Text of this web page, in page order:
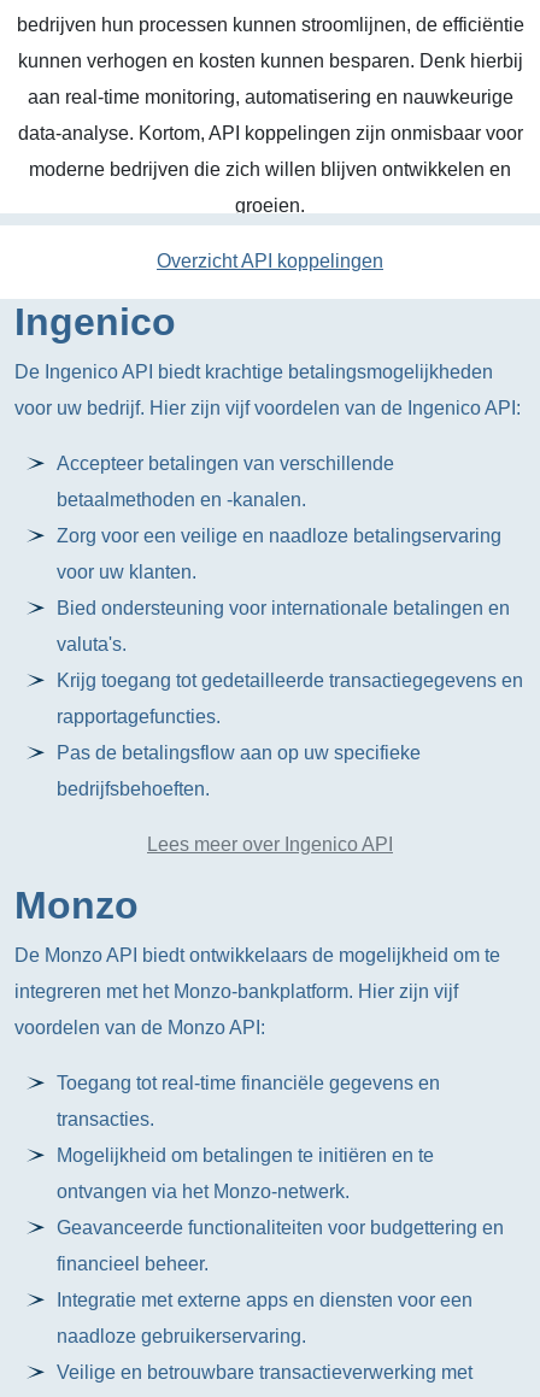
bedrijven hun processen kunnen stroomlijnen, de efficiëntie
kunnen verhogen en kosten kunnen besparen. Denk hierbij
aan real-time monitoring, automatisering en nauwkeurige
data-analyse. Kortom, API koppelingen zijn onmisbaar voor
moderne bedrijven die zich willen blijven ontwikkelen en
groeien.
Overzicht API koppelingen
Ingenico
De Ingenico API biedt krachtige betalingsmogelijkheden
voor uw bedrijf. Hier zijn vijf voordelen van de Ingenico API:
Accepteer betalingen van verschillende
betaalmethoden en -kanalen.
Zorg voor een veilige en naadloze betalingservaring
voor uw klanten.
Bied ondersteuning voor internationale betalingen en
valuta's.
Krijg toegang tot gedetailleerde transactiegegevens en
rapportagefuncties.
Pas de betalingsflow aan op uw specifieke
bedrijfsbehoeften.
Lees meer over Ingenico API
Monzo
De Monzo API biedt ontwikkelaars de mogelijkheid om te
integreren met het Monzo-bankplatform. Hier zijn vijf
voordelen van de Monzo API:
Toegang tot real-time financiële gegevens en
transacties.
Mogelijkheid om betalingen te initiëren en te
ontvangen via het Monzo-netwerk.
Geavanceerde functionaliteiten voor budgettering en
financieel beheer.
Integratie met externe apps en diensten voor een
naadloze gebruikerservaring.
Veilige en betrouwbare transactieverwerking met